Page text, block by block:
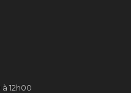
12h00